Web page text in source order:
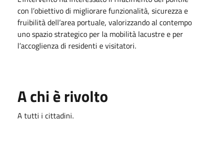
con l’obiettivo di migliorare funzionalità, sicurezza e
fruibilità dell’area portuale, valorizzando al contempo
uno spazio strategico per la mobilità lacustre e per
l’accoglienza di residenti e visitatori.
A chi è rivolto
A tutti i cittadini.